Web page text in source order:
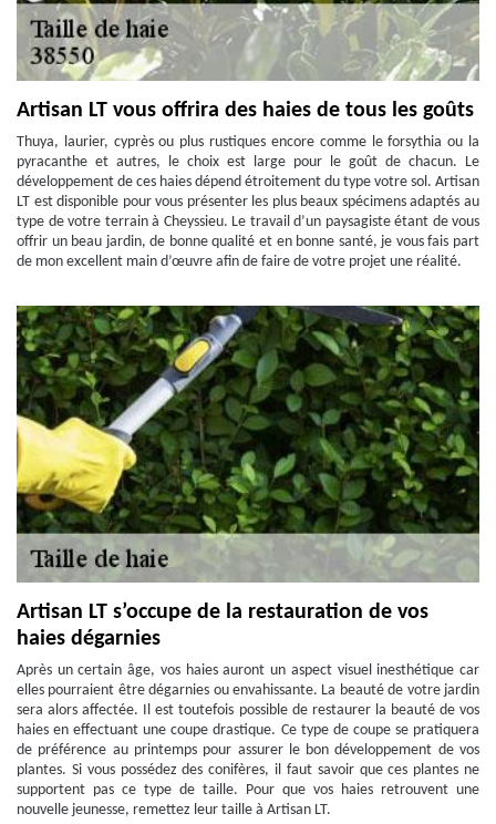
Artisan LT vous offrira des haies de tous les goûts
Thuya, laurier, cyprès ou plus rustiques encore comme le forsythia ou la
pyracanthe et autres, le choix est large pour le goût de chacun. Le
développement de ces haies dépend étroitement du type votre sol. Artisan
LT est disponible pour vous présenter les plus beaux spécimens adaptés au
type de votre terrain à Cheyssieu. Le travail d’un paysagiste étant de vous
offrir un beau jardin, de bonne qualité et en bonne santé, je vous fais part
de mon excellent main d’œuvre afin de faire de votre projet une réalité.
Artisan LT s’occupe de la restauration de vos
haies dégarnies
Après un certain âge, vos haies auront un aspect visuel inesthétique car
elles pourraient être dégarnies ou envahissante. La beauté de votre jardin
sera alors affectée. Il est toutefois possible de restaurer la beauté de vos
haies en effectuant une coupe drastique. Ce type de coupe se pratiquera
de préférence au printemps pour assurer le bon développement de vos
plantes. Si vous possédez des conifères, il faut savoir que ces plantes ne
supportent pas ce type de taille. Pour que vos haies retrouvent une
nouvelle jeunesse, remettez leur taille à Artisan LT.